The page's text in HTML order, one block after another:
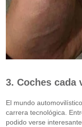
3. Coches cada
El mundo
carrera tecnológica.
podido verse